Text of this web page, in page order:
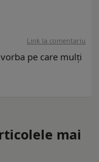
Link la comentariu
pe care mulți
mai